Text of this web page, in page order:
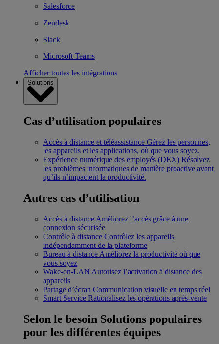
Salesforce
Zendesk
Slack
Microsoft Teams
Afficher toutes les intégrations
Solutions
Cas d’utilisation populaires
Accès à distance et téléassistance Gérez les personnes,
les appareils et les applications, où que vous soyez.
Expérience numérique des employés (DEX) Résolvez
les problèmes informatiques de manière proactive avant
qu’ils n’impactent la productivité.
Autres cas d’utilisation
Accès à distance Améliorez l’accès grâce à une
connexion sécurisée
Contrôle à distance Contrôlez les appareils
indépendamment de la plateforme
Bureau à distance Améliorez la productivité où que
vous soyez
Wake-on-LAN Autorisez l’activation à distance des
appareils
Partage d’écran Communication visuelle en temps réel
Smart Service Rationalisez les opérations après-vente
Selon le besoin Solutions populaires
pour les différentes équipes